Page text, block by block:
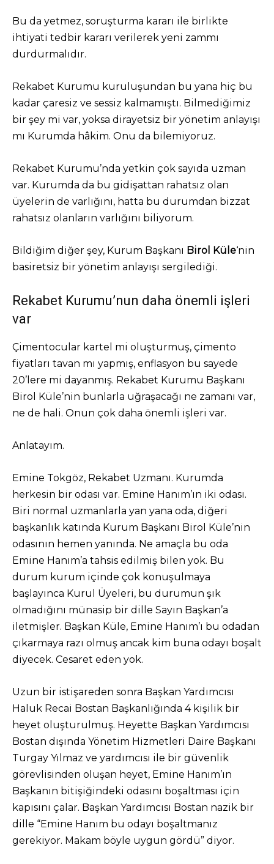
Bu da yetmez, soruşturma kararı ile birlikte
ihtiyati tedbir kararı verilerek yeni zammı
durdurmalıdır.
Rekabet Kurumu kuruluşundan bu yana hiç bu
kadar çaresiz ve sessiz kalmamıştı. Bilmediğimiz
bir şey mi var, yoksa dirayetsiz bir yönetim anlayışı
mı Kurumda hâkim. Onu da bilemiyoruz.
Rekabet Kurumu’nda yetkin çok sayıda uzman
var. Kurumda da bu gidişattan rahatsız olan
üyelerin de varlığını, hatta bu durumdan bizzat
rahatsız olanların varlığını biliyorum.
Bildiğim diğer şey, Kurum Başkanı Birol Küle‘nin
basiretsiz bir yönetim anlayışı sergilediği.
Rekabet Kurumu’nun daha önemli işleri
var
Çimentocular kartel mi oluşturmuş, çimento
fiyatları tavan mı yapmış, enflasyon bu sayede
20’lere mi dayanmış. Rekabet Kurumu Başkanı
Birol Küle’nin bunlarla uğraşacağı ne zamanı var,
ne de hali. Onun çok daha önemli işleri var.
Anlatayım.
Emine Tokgöz, Rekabet Uzmanı. Kurumda
herkesin bir odası var. Emine Hanım’ın iki odası.
Biri normal uzmanlarla yan yana oda, diğeri
başkanlık katında Kurum Başkanı Birol Küle’nin
odasının hemen yanında. Ne amaçla bu oda
Emine Hanım’a tahsis edilmiş bilen yok. Bu
durum kurum içinde çok konuşulmaya
başlayınca Kurul Üyeleri, bu durumun şık
olmadığını münasip bir dille Sayın Başkan’a
iletmişler. Başkan Küle, Emine Hanım’ı bu odadan
çıkarmaya razı olmuş ancak kim buna odayı boşalt
diyecek. Cesaret eden yok.
Uzun bir istişareden sonra Başkan Yardımcısı
Haluk Recai Bostan Başkanlığında 4 kişilik bir
heyet oluşturulmuş. Heyette Başkan Yardımcısı
Bostan dışında Yönetim Hizmetleri Daire Başkanı
Turgay Yılmaz ve yardımcısı ile bir güvenlik
görevlisinden oluşan heyet, Emine Hanım’ın
Başkanın bitişiğindeki odasını boşaltması için
kapısını çalar. Başkan Yardımcısı Bostan nazik bir
dille “Emine Hanım bu odayı boşaltmanız
gerekiyor. Makam böyle uygun gördü” diyor.